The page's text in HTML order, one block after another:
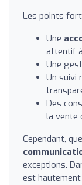
Les points
Une
attentif
Une
Un suivi
Des
la vente
Cependant,
exceptions.
est hautement